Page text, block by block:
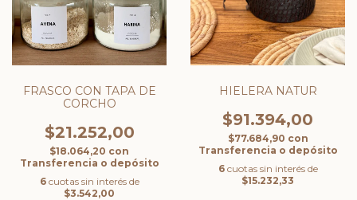
FRASCO CON TAPA DE
CORCHO
$21.252,00
$18.064,20 con
Transferencia o depósito
6 cuotas sin interés de
$3.542,00
HIELERA NATUR
$91.394,00
$77.684,90 con
Transferencia o depósito
6 cuotas sin interés de
$15.232,33